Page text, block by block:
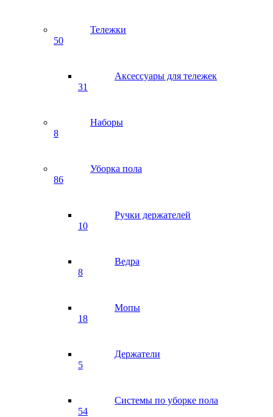
Тележки
50
Аксессуары для тележек
31
Наборы
8
Уборка пола
86
Ручки держателей
10
Ведра
8
Мопы
18
Держатели
5
Системы по уборке пола
54